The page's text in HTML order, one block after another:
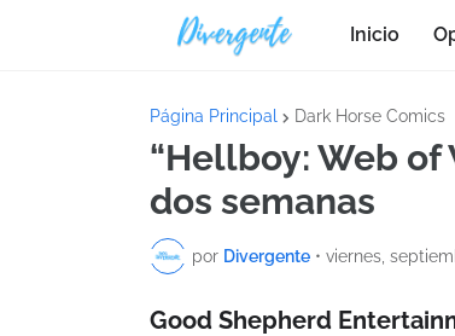
Inicio
Página Principal Dark Horse Comics
“Hellboy: Web
dos semanas
por Divergente • viernes,
Good Shepherd